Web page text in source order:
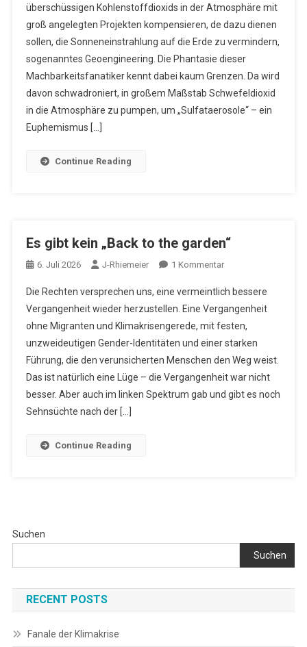
Danke!
überschüssigen Kohlenstoffdioxids in der Atmosphäre mit
groß angelegten Projekten kompensieren, de dazu dienen
sollen, die Sonneneinstrahlung auf die Erde zu vermindern,
sogenanntes Geoengineering. Die Phantasie dieser
Machbarkeitsfanatiker kennt dabei kaum Grenzen. Da wird
davon schwadroniert, in großem Maßstab Schwefeldioxid
in die Atmosphäre zu pumpen, um „Sulfataerosole“ – ein
Euphemismus […]
Continue Reading
Es gibt kein „Back to the garden“
6. Juli 2026 J-Rhiemeier 1 KommentarZu
Gibt
Kein
„Back
To
The
Garden“
Die Rechten versprechen uns, eine vermeintlich bessere
Vergangenheit wieder herzustellen. Eine Vergangenheit
ohne Migranten und Klimakrisengerede, mit festen,
unzweideutigen Gender-Identitäten und einer starken
Führung, die den verunsicherten Menschen den Weg weist.
Das ist natürlich eine Lüge – die Vergangenheit war nicht
besser. Aber auch im linken Spektrum gab und gibt es noch
Sehnsüchte nach der […]
Continue Reading
Suchen
Suchen
RECENT POSTS
Fanale der Klimakrise